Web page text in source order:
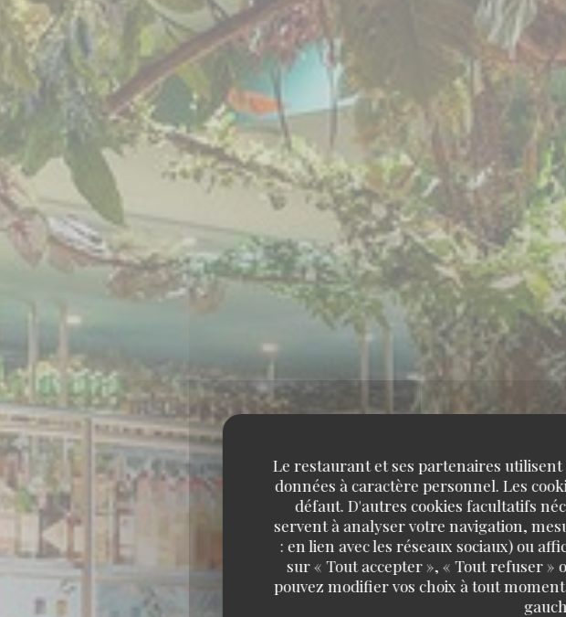
Le restaurant et ses partenaires
données à caractère personnel. Les
défaut. D'autres cookies facultatifs
servent à analyser votre navigation,
: en lien avec les réseaux sociaux) ou
sur « Tout accepter », « Tout refuser »
pouvez modifier vos choix à tout